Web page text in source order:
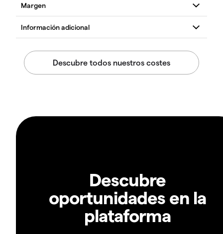
Descubre
oportunidades en la
plataforma